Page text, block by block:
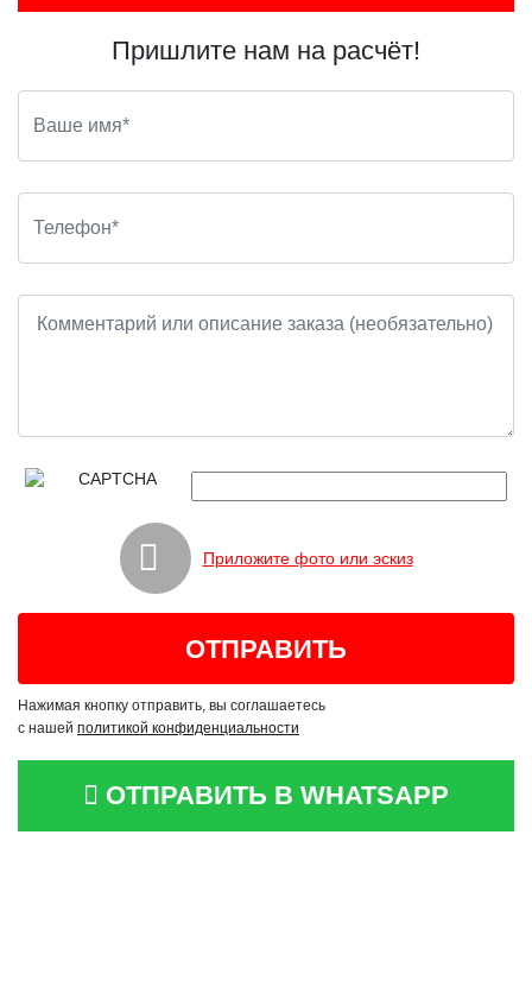
Пришлите нам на расчёт!
Приложите фото или эскиз
Нажимая кнопку отправить, вы соглашаетесь
с нашей политикой конфиденциальности
ОТПРАВИТЬ В WHATSAPP